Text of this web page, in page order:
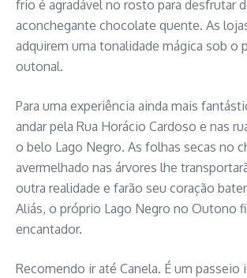
frio é agradável no rosto para desfrutar
aconchegante chocolate quente. As
adquirem uma tonalidade mágica sob o
outonal.
Para uma experiência ainda mais
andar pela Rua Horácio Cardoso e nas
o belo Lago Negro. As folhas secas no
avermelhado nas árvores lhe
outra realidade e farão seu coração
Aliás, o próprio Lago Negro no Outono
encantador.
Recomendo ir até Canela. É um passeio